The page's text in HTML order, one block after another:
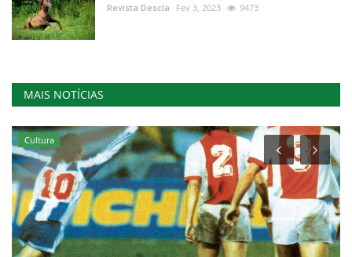
Revista Descla Fev 3, 2023 9473
MAIS NOTÍCIAS
Cultura